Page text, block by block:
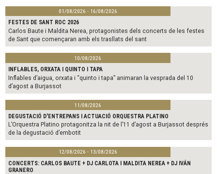
01/08/2026 - 16/08/2026
FESTES DE SANT ROC 2026
Carlos Baute i Maldita Nerea, protagonistes dels concerts de les festes
de Sant que començaran amb els trasllats del sant
10/08/2026
INFLABLES, ORXATA I QUINTO I TAPA
Inflables d’aigua, orxata i “quinto i tapa” animaran la vesprada del 10
d’agost a Burjassot
11/08/2026
DEGUSTACIÓ D'ENTREPANS I ACTUACIÓ ORQUESTRA PLATINO
L’Orquestra Platino protagonitza la nit de l’11 d’agost a Burjassot després
de la degustació d’embotit
12/08/2026 - 13/08/2026
CONCERTS: CARLOS BAUTE + DJ CARLOTA I MALDITA NEREA + DJ IVÁN
GRANERO